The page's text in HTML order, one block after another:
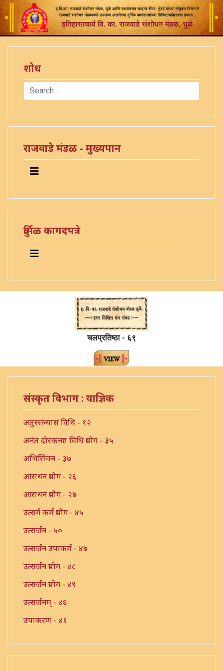
शोध
Search
राजवाडे मंडळ - मुख्यपान
दुर्मिळ कागदपत्रे
चलप्रतिष्ठा - ६९
संस्कृत विभाग : याज्ञिक
अतुरसंन्यास विधि - १२
अनंत दोरकनष्ट विधि प्रयोग - ३५
अभिसिंचन - ३७
आराधन प्रयोग - २६
आराधन प्रयोग - २७
उत्सर्ग कर्म प्रयोग - ४५
उत्सर्जन - ५०
उत्सर्जन उपाकर्म - ४७
उत्सर्जन प्रयोग - ४८
उत्सर्जन प्रयोग - ४९
उत्सर्जनम् - ४६
उपाकरण - ४१
उपाकर्म - ४३